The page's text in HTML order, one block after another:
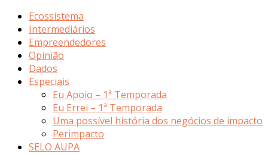
Ecossistema
Intermediários
Empreendedores
Opinião
Dados
Especiais
Eu Apoio – 1ª Temporada
Eu Errei – 1ª Temporada
Uma possível história dos negócios de impacto
Perimpacto
SELO AUPA